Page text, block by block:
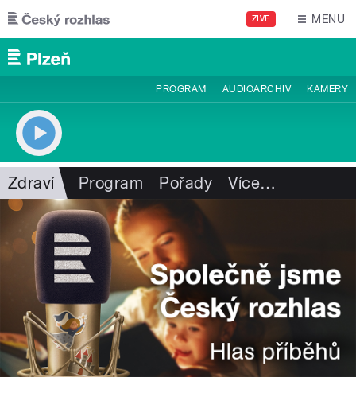
Přejít k hlavnímu obsahu
ŽIVĚ MENU
PROGRAM AUDIOARCHIV KAMERY
Zdraví Program Pořady Více…